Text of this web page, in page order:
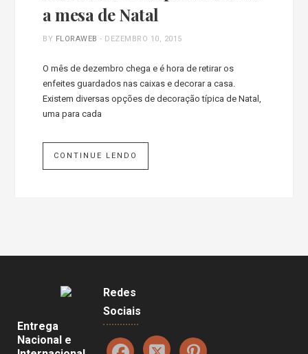
a mesa de Natal
BY FLORAWEB - DEZEMBRO 10, 2015
O mês de dezembro chega e é hora de retirar os
enfeites guardados nas caixas e decorar a casa.
Existem diversas opções de decoração típica de Natal,
uma para cada
CONTINUE LENDO
Entrega
Nacional e
Redes
Sociais